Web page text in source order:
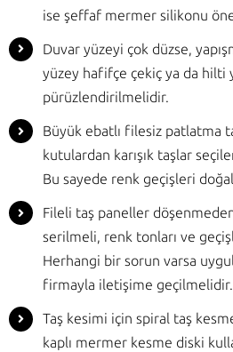
ise şeffaf mermer silikonu
Duvar yüzeyi çok düzse,
yüzey hafifçe çekiç ya da hilti
pürüzlendirilmelidir.
Büyük ebatlı filesiz patlatma
kutulardan karışık taşlar
Bu sayede renk geçişleri
Fileli taş paneller
serilmeli, renk tonları ve
Herhangi bir sorun varsa
firmayla iletişime geçilmelidir.
Taş kesimi için spiral taş
kaplı mermer kesme diski